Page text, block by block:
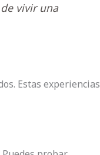
vivir una
Estas experiencias